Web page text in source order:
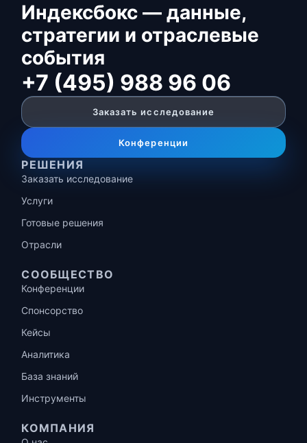
Индексбокс — данные,
стратегии и отраслевые
события
+7 (495) 988 96 06
Заказать исследование
Конференции
РЕШЕНИЯ
Заказать исследование
Услуги
Готовые решения
Отрасли
СООБЩЕСТВО
Конференции
Спонсорство
Кейсы
Аналитика
База знаний
Инструменты
КОМПАНИЯ